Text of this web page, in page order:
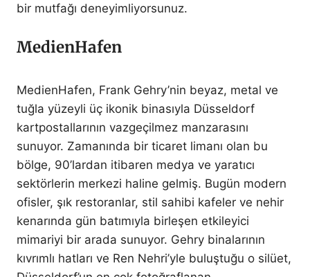
bir mutfağı deneyimliyorsunuz.
MedienHafen
MedienHafen, Frank Gehry’nin beyaz, metal ve
tuğla yüzeyli üç ikonik binasıyla Düsseldorf
kartpostallarının vazgeçilmez manzarasını
sunuyor. Zamanında bir ticaret limanı olan bu
bölge, 90’lardan itibaren medya ve yaratıcı
sektörlerin merkezi haline gelmiş. Bugün modern
ofisler, şık restoranlar, stil sahibi kafeler ve nehir
kenarında gün batımıyla birleşen etkileyici
mimariyi bir arada sunuyor. Gehry binalarının
kıvrımlı hatları ve Ren Nehri’yle buluştuğu o silüet,